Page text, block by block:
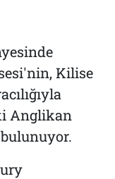
Kilise
Anglikan